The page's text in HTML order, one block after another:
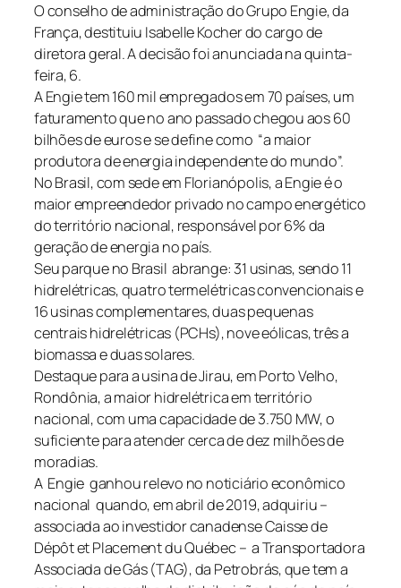
O conselho de administração do Grupo Engie, da
França, destituiu Isabelle Kocher do cargo de
diretora geral. A decisão foi anunciada na quinta-
feira, 6.
A Engie tem 160 mil empregados em 70 países, um
faturamento que no ano passado chegou aos 60
bilhões de euros e se define como “a maior
produtora de energia independente do mundo”.
No Brasil, com sede em Florianópolis, a Engie é o
maior empreendedor privado no campo energético
do território nacional, responsável por 6% da
geração de energia no país.
Seu parque no Brasil abrange: 31 usinas, sendo 11
hidrelétricas, quatro termelétricas convencionais e
16 usinas complementares, duas pequenas
centrais hidrelétricas (PCHs), nove eólicas, três a
biomassa e duas solares.
Destaque para a usina de Jirau, em Porto Velho,
Rondônia, a maior hidrelétrica em território
nacional, com uma capacidade de 3.750 MW, o
suficiente para atender cerca de dez milhões de
moradias.
A Engie ganhou relevo no noticiário econômico
nacional quando, em abril de 2019, adquiriu –
associada ao investidor canadense Caisse de
Dépôt et Placement du Québec – a Transportadora
Associada de Gás (TAG), da Petrobrás, que tem a